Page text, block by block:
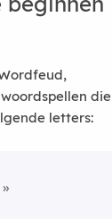
die
letters: